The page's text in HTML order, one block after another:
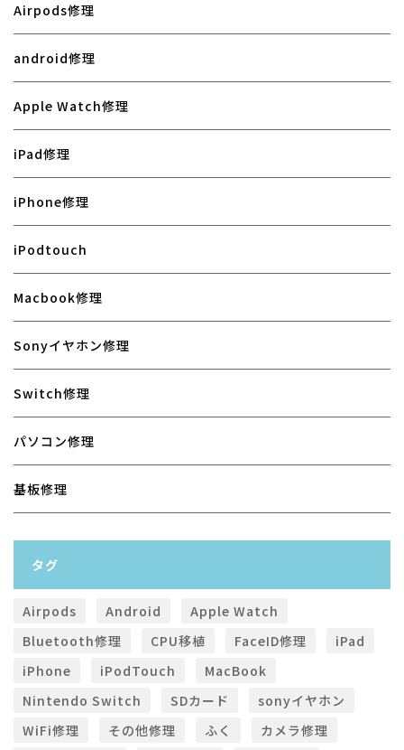
Airpods修理
android修理
Apple Watch修理
iPad修理
iPhone修理
iPodtouch
Macbook修理
Sonyイヤホン修理
Switch修理
パソコン修理
基板修理
タグ
Airpods Android
Apple Watch
Bluetooth修理
CPU移植 FaceID修理
iPad
iPhone
iPodTouch
MacBook
Nintendo Switch
SDカード
sonyイヤホン
WiFi修理
その他修理 ふく
カメラ修理